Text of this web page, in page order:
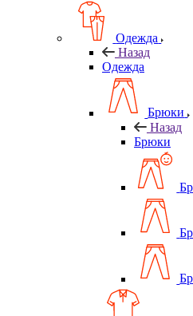
Одежда
Назад
Одежда
Брюки
Назад
Брюки